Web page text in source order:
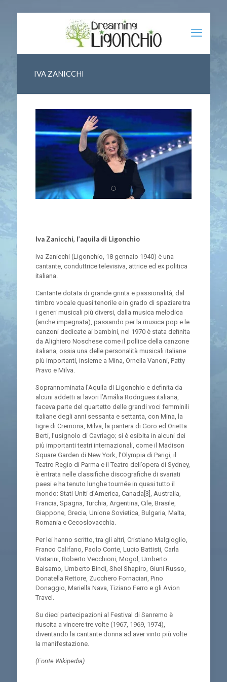
IVA ZANICCHI
Iva Zanicchi, l’aquila di Ligonchio
Iva Zanicchi (Ligonchio, 18 gennaio 1940) è una
cantante, conduttrice televisiva, attrice ed ex politica
italiana.
Cantante dotata di grande grinta e passionalità, dal
timbro vocale quasi tenorile e in grado di spaziare tra
i generi musicali più diversi, dalla musica melodica
(anche impegnata), passando per la musica pop e le
canzoni dedicate ai bambini, nel 1970 è stata definita
da Alighiero Noschese come il pollice della canzone
italiana, ossia una delle personalità musicali italiane
più importanti, insieme a Mina, Ornella Vanoni, Patty
Pravo e Milva.
Soprannominata l’Aquila di Ligonchio e definita da
alcuni addetti ai lavori l’Amália Rodrigues italiana,
faceva parte del quartetto delle grandi voci femminili
italiane degli anni sessanta e settanta, con Mina, la
tigre di Cremona, Milva, la pantera di Goro ed Orietta
Berti, l’usignolo di Cavriago; si è esibita in alcuni dei
più importanti teatri internazionali, come il Madison
Square Garden di New York, l’Olympia di Parigi, il
Teatro Regio di Parma e il Teatro dell’opera di Sydney,
è entrata nelle classifiche discografiche di svariati
paesi e ha tenuto lunghe tournée in quasi tutto il
mondo: Stati Uniti d’America, Canada[3], Australia,
Francia, Spagna, Turchia, Argentina, Cile, Brasile,
Giappone, Grecia, Unione Sovietica, Bulgaria, Malta,
Romania e Cecoslovacchia.
Per lei hanno scritto, tra gli altri, Cristiano Malgioglio,
Franco Califano, Paolo Conte, Lucio Battisti, Carla
Vistarini, Roberto Vecchioni, Mogol, Umberto
Balsamo, Umberto Bindi, Shel Shapiro, Giuni Russo,
Donatella Rettore, Zucchero Fornaciari, Pino
Donaggio, Mariella Nava, Tiziano Ferro e gli Avion
Travel.
Su dieci partecipazioni al Festival di Sanremo è
riuscita a vincere tre volte (1967, 1969, 1974),
diventando la cantante donna ad aver vinto più volte
la manifestazione.
(Fonte Wikipedia)